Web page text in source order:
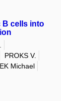
B cells into
PROKS V.
Michael